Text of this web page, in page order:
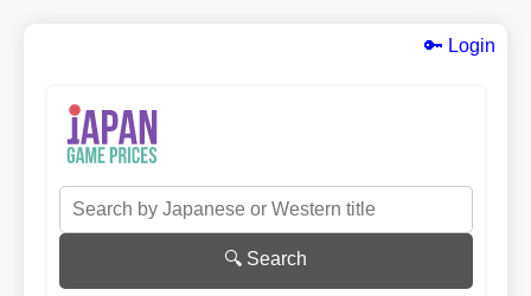
🔑 Login
🔍 Search